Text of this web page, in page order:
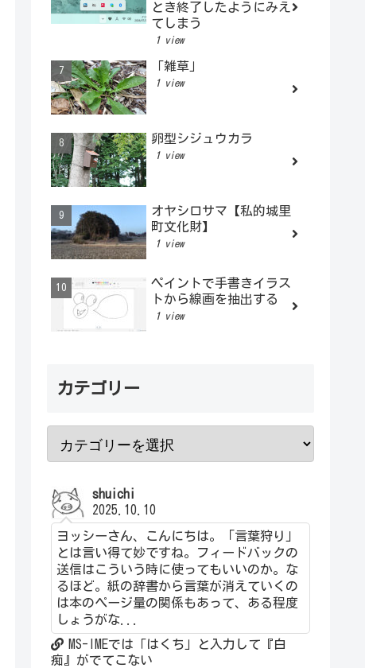
とき終了したようにみえ
てしまう
1 view
「雑草」
1 view
卵型シジュウカラ
1 view
オヤシロサマ【私的城里
町文化財】
1 view
ペイントで手書きイラス
トから線画を抽出する
1 view
カテゴリー
shuichi
2025.10.10
ヨッシーさん、こんにちは。「言葉狩り」
とは言い得て妙ですね。フィードバックの
送信はこういう時に使ってもいいのか。な
るほど。紙の辞書から言葉が消えていくの
は本のページ量の関係もあって、ある程度
しょうがな...
MS-IMEでは「はくち」と入力して『白
痴』がでてこない